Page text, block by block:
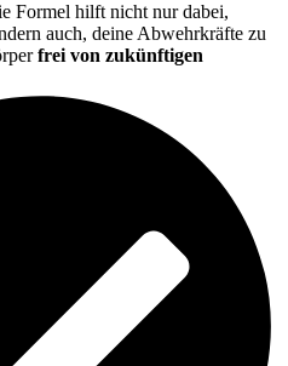
Formel hilft nicht nur dabei,
auch, deine Abwehrkräfte zu
frei von zukünftigen